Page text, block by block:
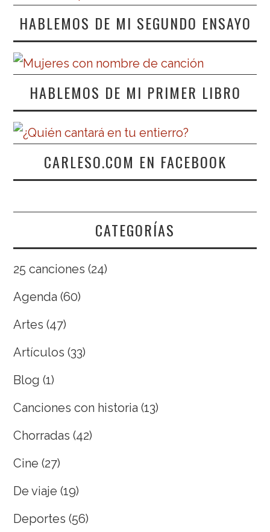
HABLEMOS DE MI SEGUNDO ENSAYO
HABLEMOS DE MI PRIMER LIBRO
CARLESO.COM EN FACEBOOK
CATEGORÍAS
25 canciones (24)
Agenda (60)
Artes (47)
Artículos (33)
Blog (1)
Canciones con historia (13)
Chorradas (42)
Cine (27)
De viaje (19)
Deportes (56)